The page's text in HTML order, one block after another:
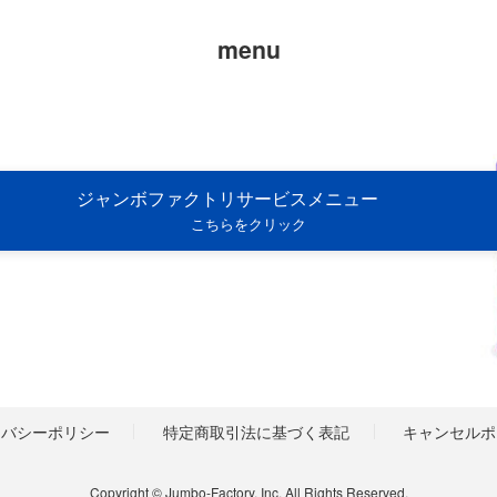
menu
ジャンボファクトリサービスメニュー
こちらをクリック
シーポリシー 特定商取引法に基づく表記 キャンセル
Copyright © Jumbo-Factory, Inc. All Rights Reserved.